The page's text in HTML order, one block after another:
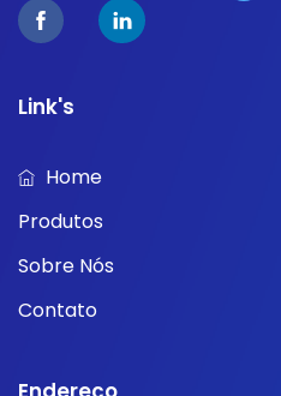
Link's
Home
Produtos
Sobre Nós
Contato